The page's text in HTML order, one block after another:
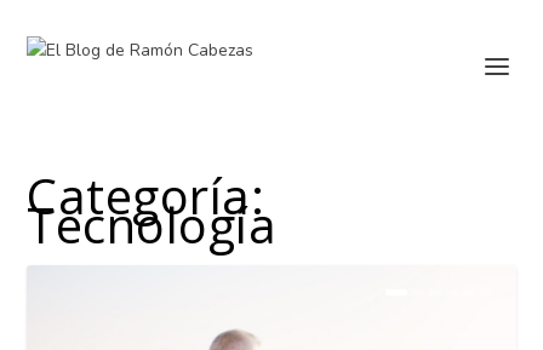
Categoría:
Tecnología